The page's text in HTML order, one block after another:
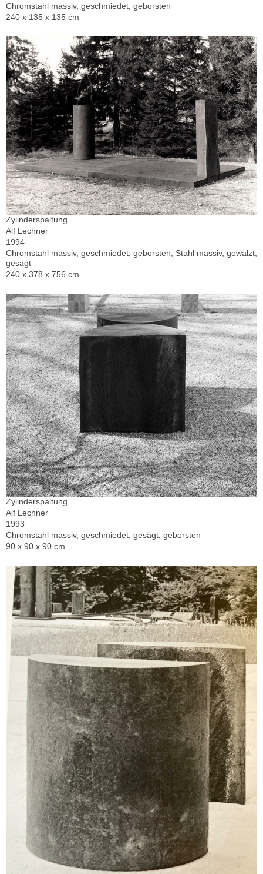
Chromstahl massiv, geschmiedet, geborsten
240 x 135 x 135 cm
Zylinderspaltung
Alf Lechner
1994
Chromstahl massiv, geschmiedet, geborsten; Stahl massiv, gewalzt,
gesägt
240 x 378 x 756 cm
Zylinderspaltung
Alf Lechner
1993
Chromstahl massiv, geschmiedet, gesägt, geborsten
90 x 90 x 90 cm